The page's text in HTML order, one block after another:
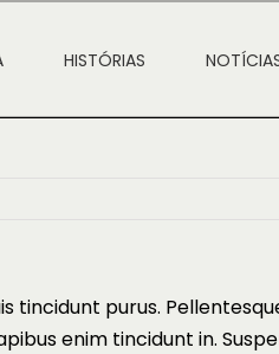
HISTÓRIAS
tincidunt purus.
enim tincidunt in.